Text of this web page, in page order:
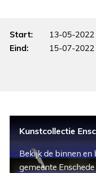
Start:
13-05-2022
Eind:
15-07-2022
Kunstcollectie
Bekijk de binnen en
gemeente Enschede